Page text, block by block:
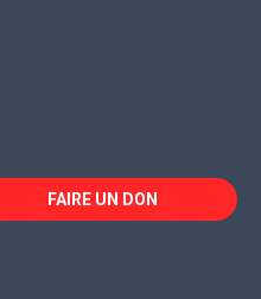
FAIRE UN DON